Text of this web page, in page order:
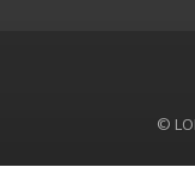
©